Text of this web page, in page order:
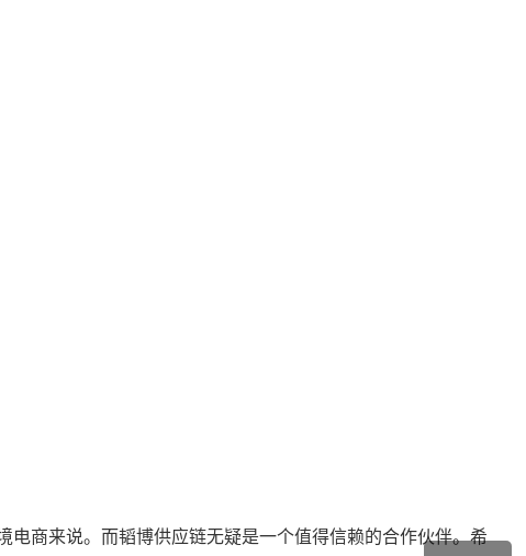
商来说。而韬博供应链无疑是一个值得信赖的合作伙伴。希